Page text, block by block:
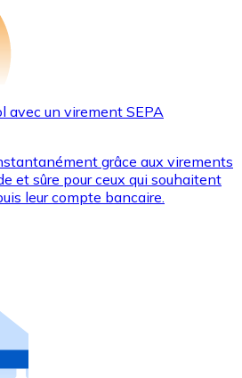
avec un virement SEPA
grâce aux virements
et sûre pour ceux qui souhaitent
leur compte bancaire.